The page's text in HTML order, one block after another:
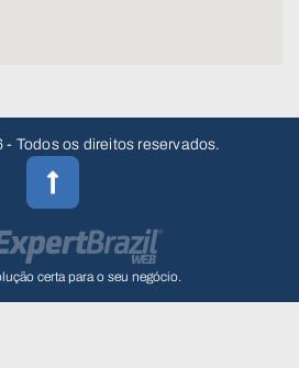
Todos os direitos reservados.
certa para o seu negócio.